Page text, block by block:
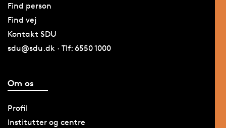
Find person
Find vej
Kontakt SDU
sdu@sdu.dk · Tlf: 6550 1000
Om os
Profil
Institutter og centre